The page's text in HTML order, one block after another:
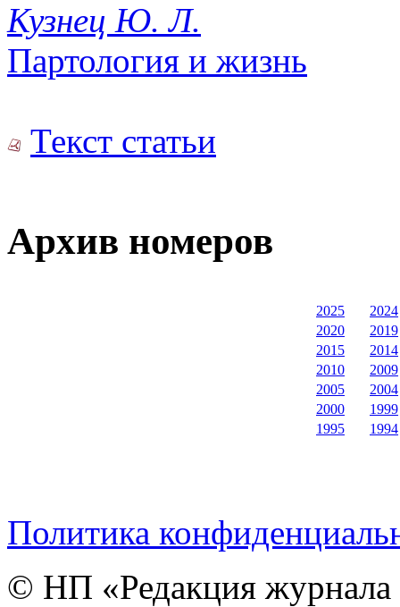
Кузнец Ю. Л.
Партология и жизнь
Текст статьи
Архив номеров
2025
2024
2020
2019
2015
2014
2010
2009
2005
2004
2000
1999
1995
1994
Политика
© НП «Редакция